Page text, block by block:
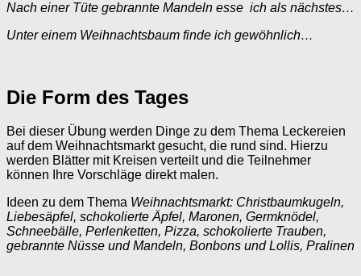
Nach einer Tüte gebrannte Mandeln esse ich als nächstes…
Unter einem Weihnachtsbaum finde ich gewöhnlich…
Die Form des Tages
Bei dieser Übung werden Dinge zu dem Thema Leckereien
auf dem Weihnachtsmarkt gesucht, die rund sind. Hierzu
werden Blätter mit Kreisen verteilt und die Teilnehmer
können Ihre Vorschläge direkt malen.
Ideen zu dem Thema Weihnachtsmarkt: Christbaumkugeln,
Liebesäpfel, schokolierte Äpfel, Maronen, Germknödel,
Schneebälle, Perlenketten, Pizza, schokolierte Trauben,
gebrannte Nüsse und Mandeln, Bonbons und Lollis, Pralinen